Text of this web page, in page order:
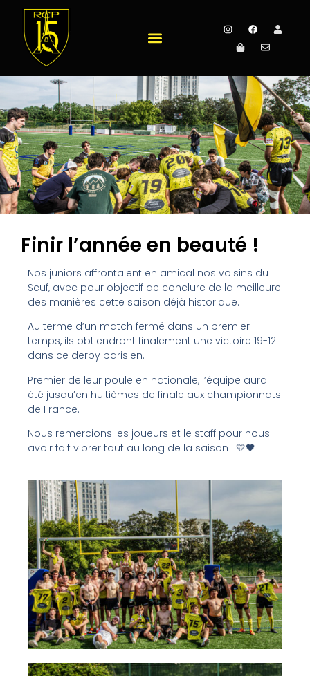
Finir l’année en beauté !
Nos juniors affrontaient en amical nos voisins du
Scuf, avec pour objectif de conclure de la meilleure
des manières cette saison déjà historique.
Au terme d’un match fermé dans un premier
temps, ils obtiendront finalement une victoire 19-12
dans ce derby parisien.
Premier de leur poule en nationale, l’équipe aura
été jusqu’en huitièmes de finale aux championnats
de France.
Nous remercions les joueurs et le staff pour nous
avoir fait vibrer tout au long de la saison ! 💛🖤